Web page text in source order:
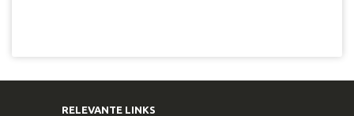
RELEVANTE LINKS